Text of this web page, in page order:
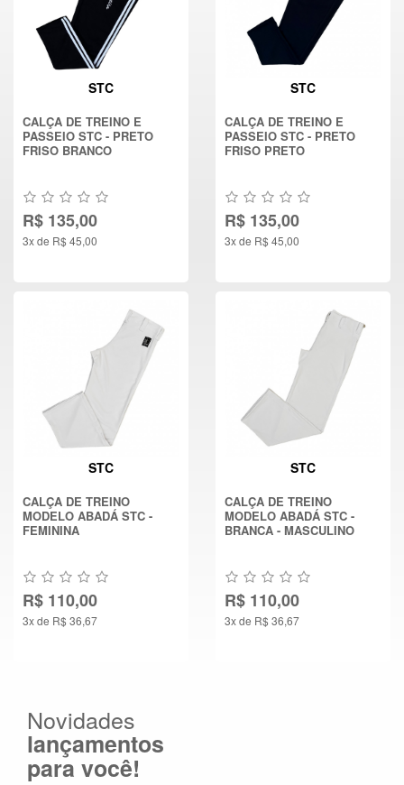
STC
CALÇA DE TREINO E
PASSEIO STC - PRETO
FRISO BRANCO
R$ 135,00
3x de R$ 45,00
STC
CALÇA DE TREINO E
PASSEIO STC - PRETO
FRISO PRETO
R$ 135,00
3x de R$ 45,00
STC
CALÇA DE TREINO
MODELO ABADÁ STC -
FEMININA
R$ 110,00
3x de R$ 36,67
STC
CALÇA DE TREINO
MODELO ABADÁ STC -
BRANCA - MASCULINO
R$ 110,00
3x de R$ 36,67
Novidades
lançamentos
para você!